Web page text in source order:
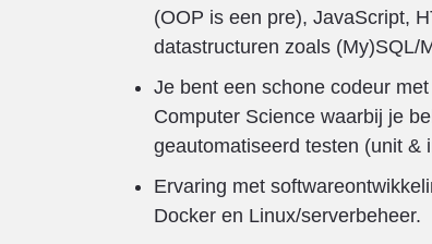
(OOP is een pre), JavaScript,
datastructuren zoals (My)SQL/
Je bent een schone codeur
Computer Science waarbij je
geautomatiseerd testen (unit &
Ervaring met
Docker en Linux/serverbeheer.